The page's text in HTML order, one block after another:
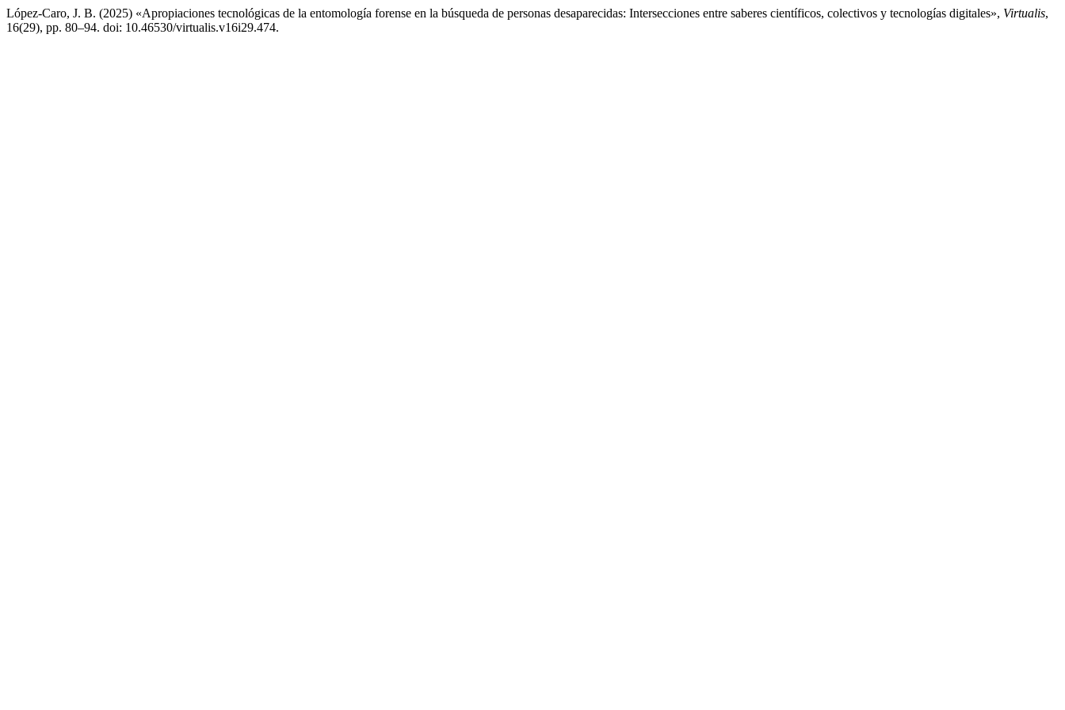
López-Caro, J. B. (2025) «Apropiaciones tecnológicas de la entomología forense en la búsqueda de personas desaparecidas: Intersecciones entre saberes científicos, colectivos y tecnologías digitales», Virtualis,
16(29), pp. 80–94. doi: 10.46530/virtualis.v16i29.474.